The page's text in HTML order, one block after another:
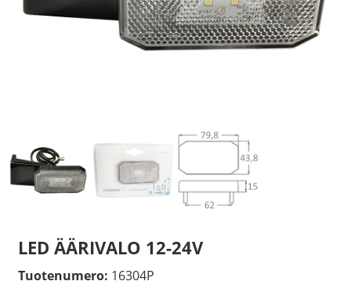
LED ÄÄRIVALO 12-24V
Tuotenumero: 16304P